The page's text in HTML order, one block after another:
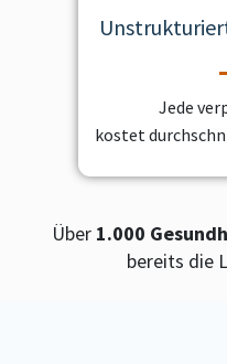
Jede
kostet
Über 1.000
bereits die